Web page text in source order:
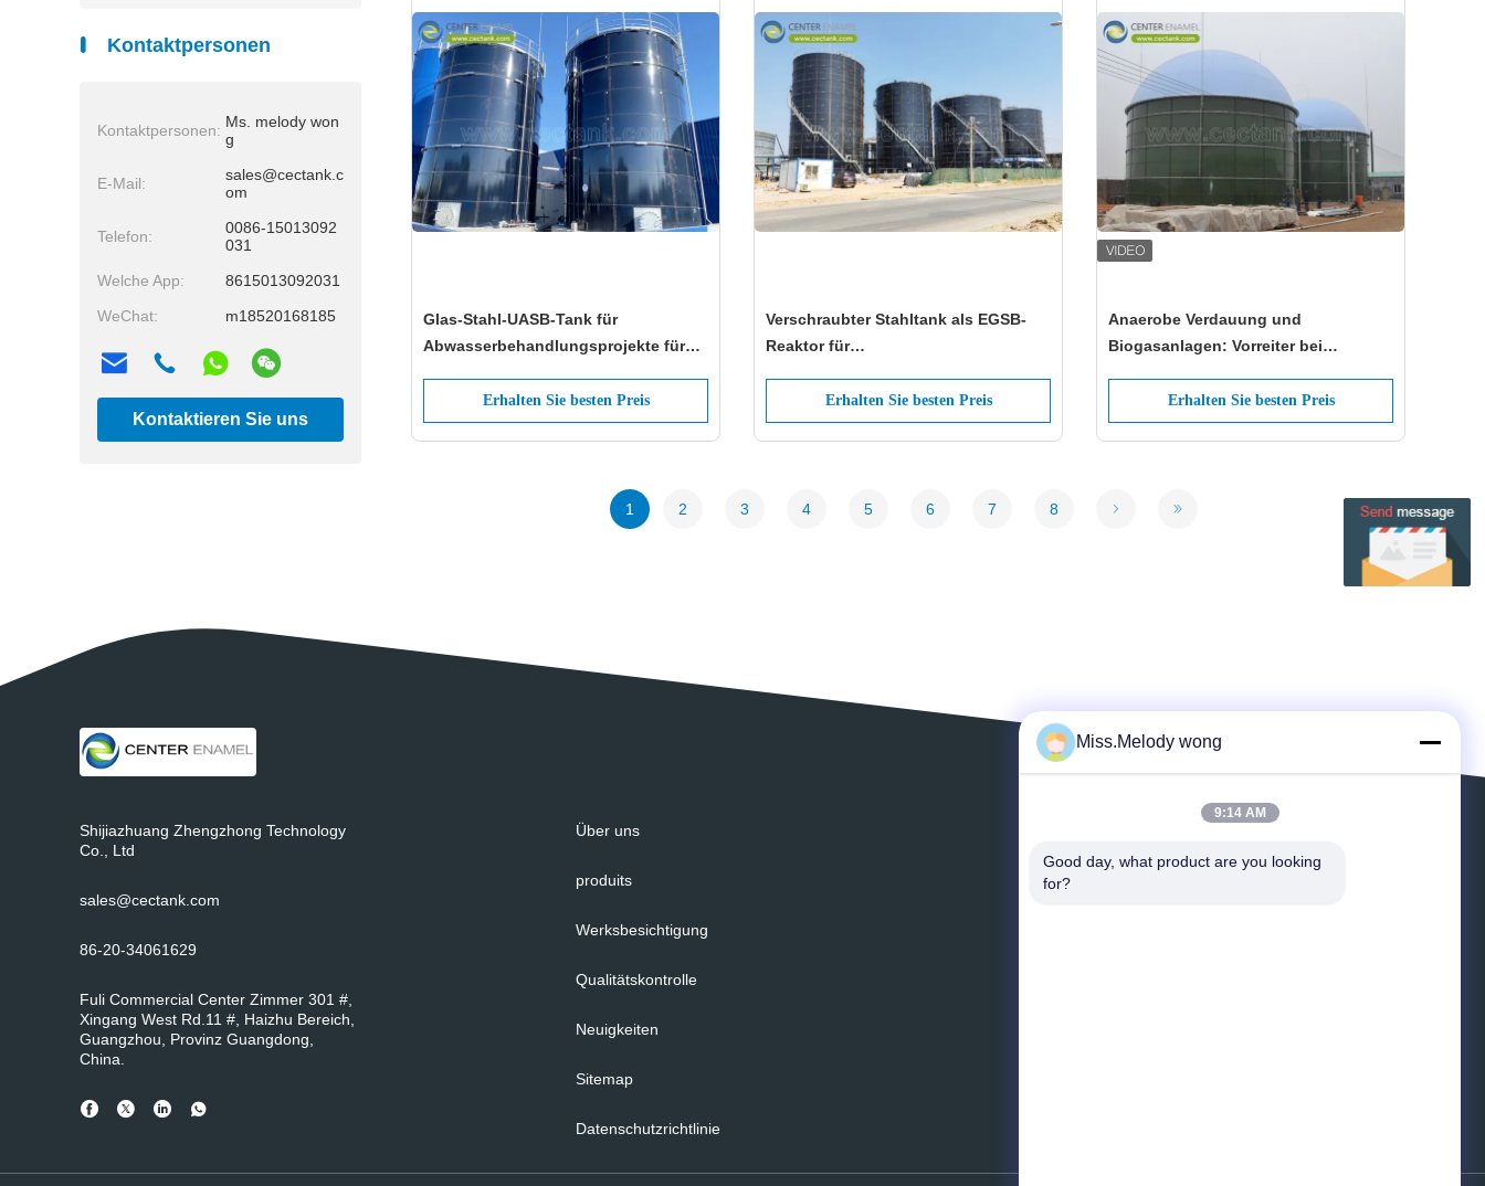
Kontaktpersonen
Kontaktpersonen: Ms. melody won
g
E-Mail:
sales@cectank.c
om
Telefon:
0086-15013092
031
Welche App:
8615013092031
WeChat:
m18520168185
Kontaktieren Sie uns
Glas-Stahl-UASB-Tank für
Abwasserbehandlungsprojekte für
Erhalten Sie besten Preis
Verschraubter Stahltank als EGSB-
Reaktor für
Fortschrittliche Hochleistungs-
Bioenergie-Technik
Erhalten Sie besten Preis
Anaerobe Verdauung und
Biogasanlagen: Vorreiter bei
Energiegewinnung von Abfällen
Erhalten Sie besten Preis
1 2 3 4 5 6 7 8
Shijiazhuang Zhengzhong Technology
Co., Ltd
sales@cectank.com
86-20-34061629
Fuli Commercial Center Zimmer 301 #,
Xingang West Rd.11 #, Haizhu Bereich,
Guangzhou, Provinz Guangdong,
China.
Über uns
produits
Werksbesichtigung
Qualitätskontrolle
Neuigkeiten
Sitemap
Datenschutzrichtlinie
Miss.Melody wong
9:14 AM
Good day, what product are you looking
for?